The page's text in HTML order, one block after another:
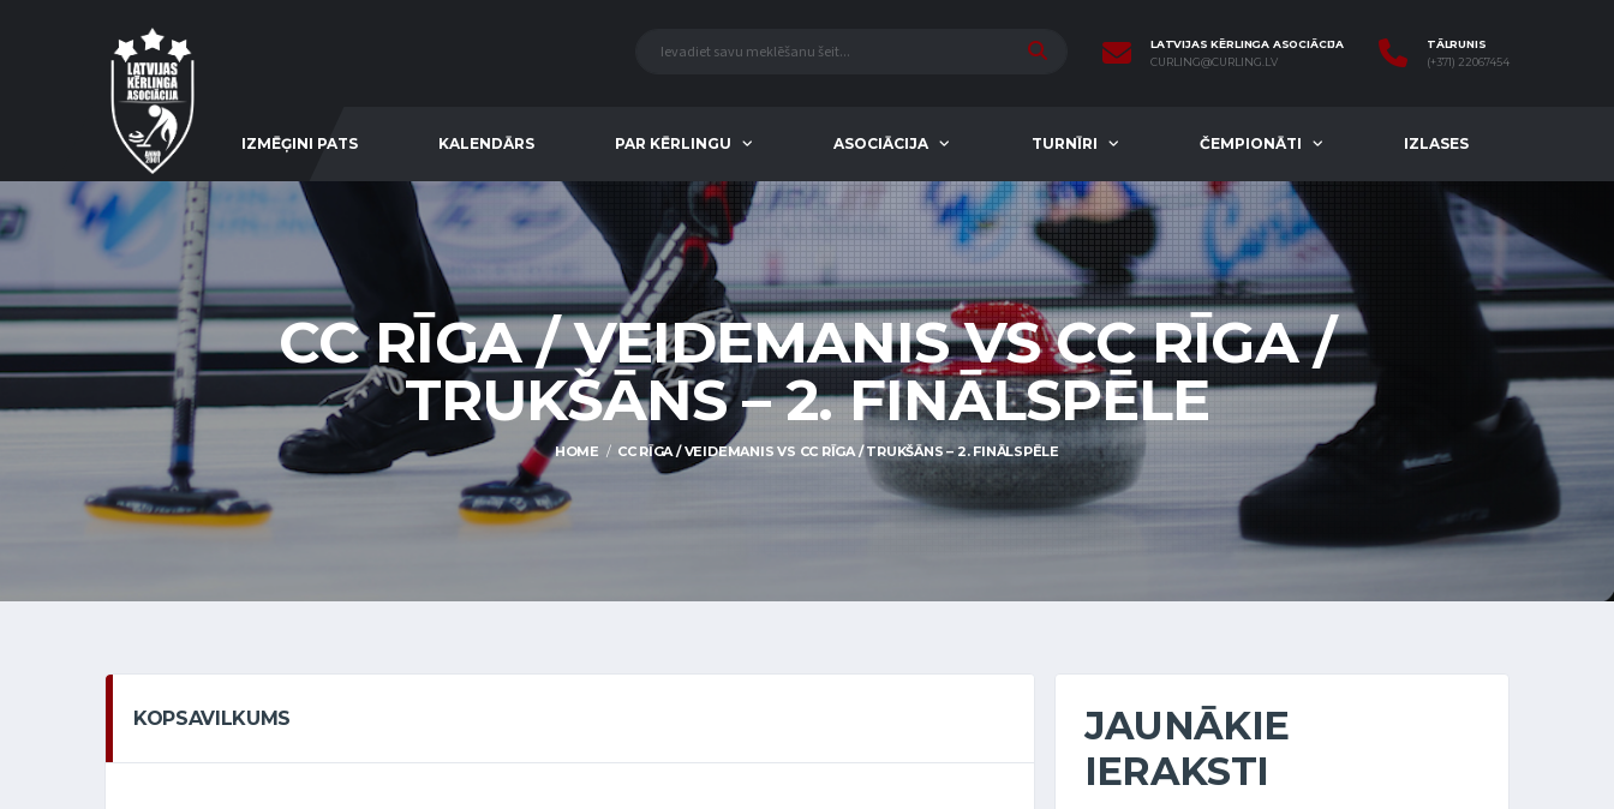
LATVIJAS KĒRLINGA ASOCIĀCIJA
CURLING@CURLING.LV
TĀLRUNIS
(+371) 22067454
IZMĒĢINI PATS KALENDĀRS PAR KĒRLINGU ASOCIĀCIJA TURNĪRI ČEMPIONĀTI IZLASES
CC RĪGA / VEIDEMANIS VS CC RĪGA /
TRUKŠĀNS – 2. FINĀLSPĒLE
HOME CC RĪGA / VEIDEMANIS VS CC RĪGA / TRUKŠĀNS – 2. FINĀLSPĒLE
KOPSAVILKUMS
JAUNĀKIE
IERAKSTI